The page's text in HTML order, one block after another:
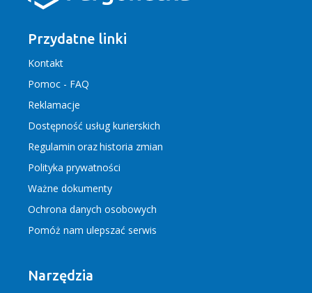
Przydatne linki
Kontakt
Pomoc - FAQ
Reklamacje
Dostępność usług kurierskich
Regulamin orazhistoria zmian
Polityka prywatności
Ważne dokumenty
Ochrona danych osobowych
Pomóż nam ulepszać serwis
Narzędzia